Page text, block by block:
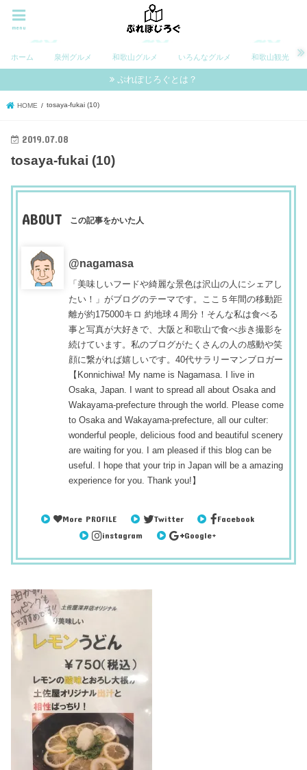
menu
ホーム 泉州グルメ 和歌山グルメ いろんなグルメ 和歌山観光
ぷれぽじろぐとは？
HOME tosaya-fukai (10)
2019.07.08
tosaya-fukai (10)
ABOUT この記事をかいた人
@nagamasa
「美味しいフードや綺麗な景色は沢山の人にシェアし
たい！」がブログのテーマです。ここ５年間の移動距
離が約175000キロ 約地球４周分！そんな私は食べる
事と写真が大好きで、大阪と和歌山で食べ歩き撮影を
続けています。私のブログがたくさんの人の感動や笑
顔に繋がれば嬉しいです。40代サラリーマンブロガー
【Konnichiwa! My name is Nagamasa. I live in
Osaka, Japan. I want to spread all about Osaka and
Wakayama-prefecture through the world. Please come
to Osaka and Wakayama-prefecture, all our culter:
wonderful people, delicious food and beautiful scenery
are waiting for you. I am pleased if this blog can be
useful. I hope that your trip in Japan will be a amazing
experience for you. Thank you!】
More PROFILE Twitter
Facebook
instagram
Google+